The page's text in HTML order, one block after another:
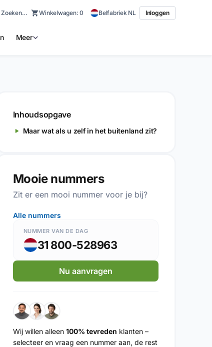
Zoeken… Winkelwagen:0 Belfabriek NL Inloggen
Meer
Inhoudsopgave
Maar wat als u zelf in het buitenland zit?
Mooie nummers
Zit er een mooi nummer voor je bij?
Alle nummers
NUMMER VAN DE DAG
31 800-528963
Nu aanvragen
Wij willen alleen 100% tevreden klanten –
selecteer en vraag een nummer aan, de rest